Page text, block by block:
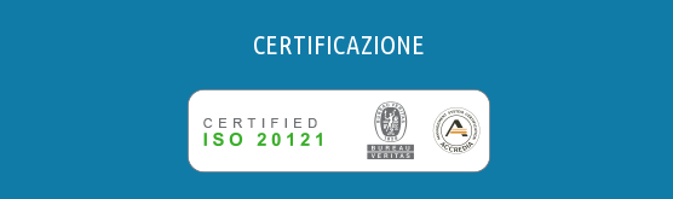
CERTIFICAZIONE